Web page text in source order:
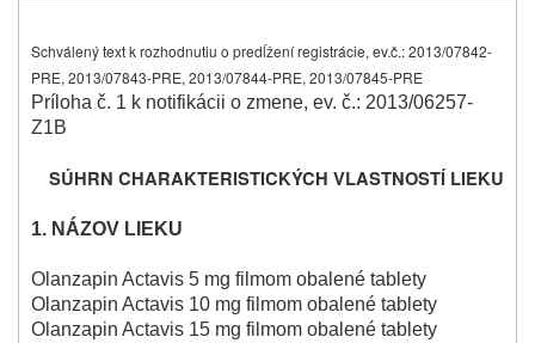
Schválený text k rozhodnutiu o predĺžení registrácie, ev.č.: 2013/07842-
PRE, 2013/07843-PRE, 2013/07844-PRE, 2013/07845-PRE
Príloha č. 1 k notifikácii o zmene, ev. č.: 2013/06257-
Z1B
SÚHRN CHARAKTERISTICKÝCH VLASTNOSTÍ LIEKU
1. NÁZOV LIEKU
Olanzapin Actavis 5 mg filmom obalené tablety
Olanzapin Actavis 10 mg filmom obalené tablety
Olanzapin Actavis 15 mg filmom obalené tablety